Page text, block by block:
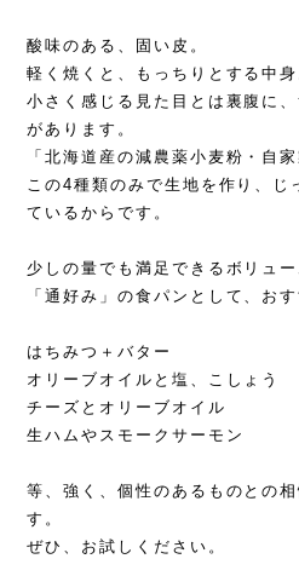
酸味のある、固い皮。
軽く焼くと、もっちりとする中身
小さく感じる見た目とは裏腹に
があります。
「北海道産の減農薬小麦粉・自
この4種類のみで生地を作り、じ
ているからです。
少しの量でも満足できるボリュー
「通好み」の食パンとして、お
はちみつ＋バター
オリーブオイルと塩、こしょう
チーズとオリーブオイル
生ハムやスモークサーモン
等、強く、個性のあるものとの
す。
ぜひ、お試しください。